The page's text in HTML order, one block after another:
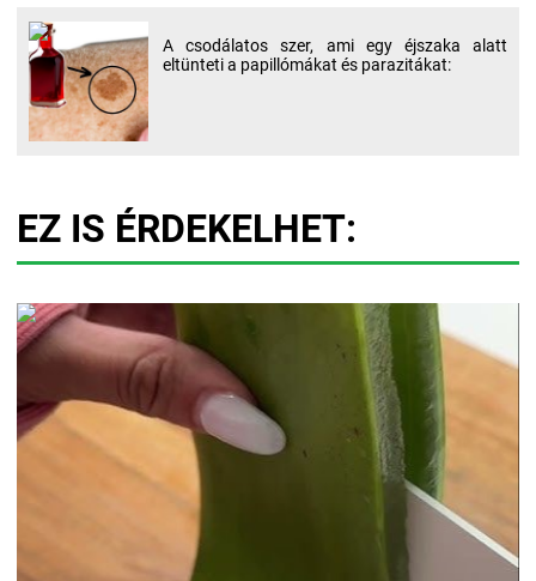
A csodálatos szer, ami egy éjszaka alatt
eltünteti a papillómákat és parazitákat:
EZ IS ÉRDEKELHET: